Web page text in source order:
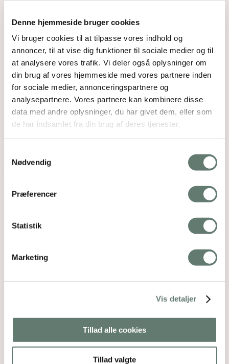
Denne hjemmeside bruger cookies
Vi bruger cookies til at tilpasse vores indhold og
annoncer, til at vise dig funktioner til sociale medier og til
at analysere vores trafik. Vi deler også oplysninger om
din brug af vores hjemmeside med vores partnere inden
for sociale medier, annonceringspartnere og
analysepartnere. Vores partnere kan kombinere disse
data med andre oplysninger, du har givet dem, eller som
de har indsamlet fra din brug af deres tjenester.
Nødvendig
Præferencer
Statistik
Marketing
Vis detaljer
Tillad alle cookies
Tillad valgte